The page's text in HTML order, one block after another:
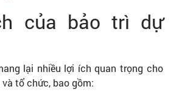
của bảo trì dự
lại nhiều lợi ích quan trọng cho
tổ chức, bao gồm: